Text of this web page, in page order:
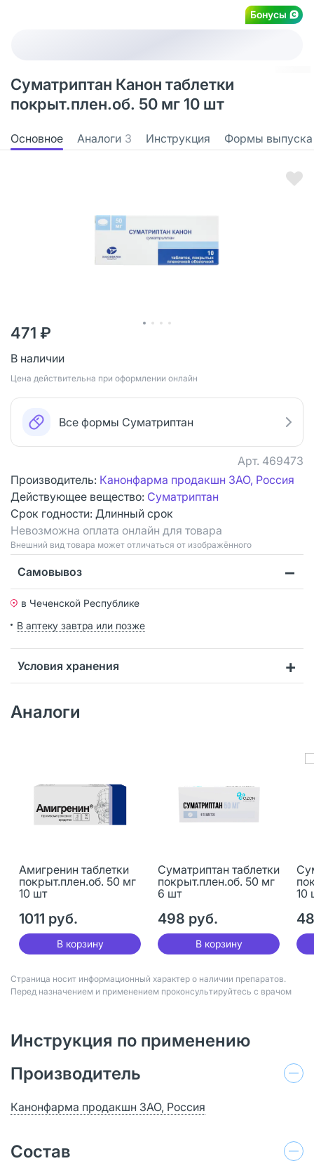
Бонусы
Суматриптан Канон таблетки
покрыт.плен.об. 50 мг 10 шт
Основное Аналоги 3 Инструкция Формы выпуска
471 ₽
В наличии
Цена действительна при оформлении онлайн
Все формы Суматриптан
Арт. 469473
Производитель: Канонфарма продакшн ЗАО, Россия
Действующее вещество: Суматриптан
Срок годности: Длинный срок
Невозможна оплата онлайн для товара
Bнешний вид товара может отличаться от изображённого
Самовывоз
в Чеченской Республике
В аптеку завтра или позже
Условия хранения
Аналоги
Амигренин таблетки
покрыт.плен.об. 50 мг
10 шт
1011 руб.
В корзину
Суматриптан таблетки
покрыт.плен.об. 50 мг
6 шт
498 руб.
В корзину
10
Страница носит информационный характер о наличии препаратов.
Перед назначением и применением проконсультируйтесь с врачом
Инструкция по применению
Производитель
Канонфарма продакшн ЗАО, Россия
Состав